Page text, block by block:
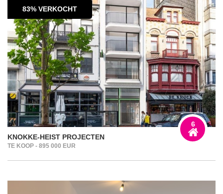
83% VERKOCHT
KNOKKE-HEIST PROJECTEN
TE KOOP - 895 000 EUR
6